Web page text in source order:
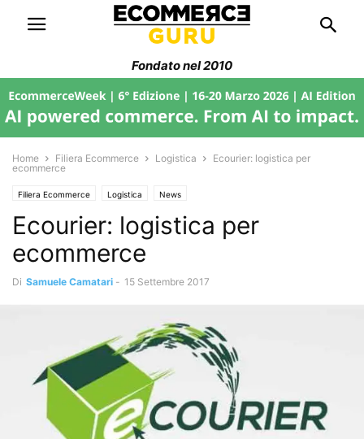
Fondato nel 2010
Home Filiera Ecommerce Logistica
Ecourier: logistica per
ecommerce
Filiera Ecommerce Logistica News
Ecourier: logistica per
ecommerce
Di Samuele Camatari - 15 Settembre 2017